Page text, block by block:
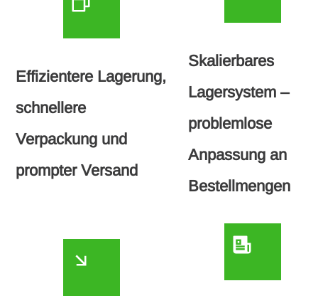
Effizientere Lagerung,
schnellere
Verpackung und
prompter Versand
Skalierbares
Lagersystem –
problemlose
Anpassung an
Bestellmengen